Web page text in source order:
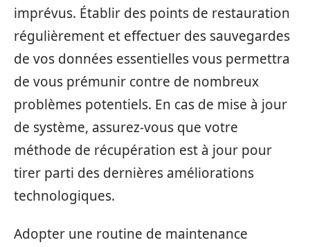
imprévus. Établir des points de restauration
régulièrement et effectuer des sauvegardes
de vos données essentielles vous permettra
de vous prémunir contre de nombreux
problèmes potentiels. En cas de mise à jour
de système, assurez-vous que votre
méthode de récupération est à jour pour
tirer parti des dernières améliorations
technologiques.
Adopter une routine de maintenance